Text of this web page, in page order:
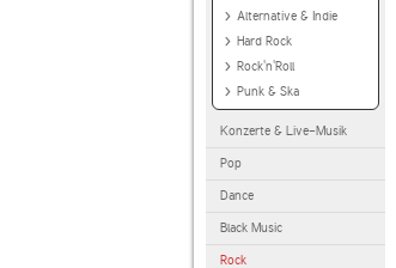
Alternative & Indie
Hard Rock
Rock'n'Roll
Punk & Ska
Konzerte & Live-Musik
Pop
Dance
Black Music
Rock